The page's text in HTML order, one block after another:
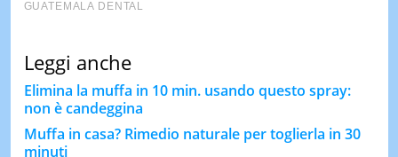
Leggi anche
Elimina la muffa in 10 min. usando questo spray:
non è candeggina
Muffa in casa? Rimedio naturale per toglierla in 30
minuti